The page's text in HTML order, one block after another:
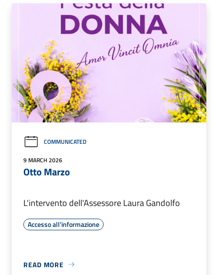
COMMUNICATED
9 MARCH 2026
Otto Marzo
L'intervento dell'Assessore Laura Gandolfo
Accesso all'informazione
READ MORE